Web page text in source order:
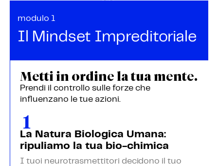
modulo 1
Il Mindset Impreditoriale
Metti in ordine la tua mente.
Prendi il controllo sulle forze che
influenzano le tue azioni.
La Natura Biologica Umana:
ripuliamo la tua bio-chimica
I tuoi neurotrasmettitori decidono il tuo